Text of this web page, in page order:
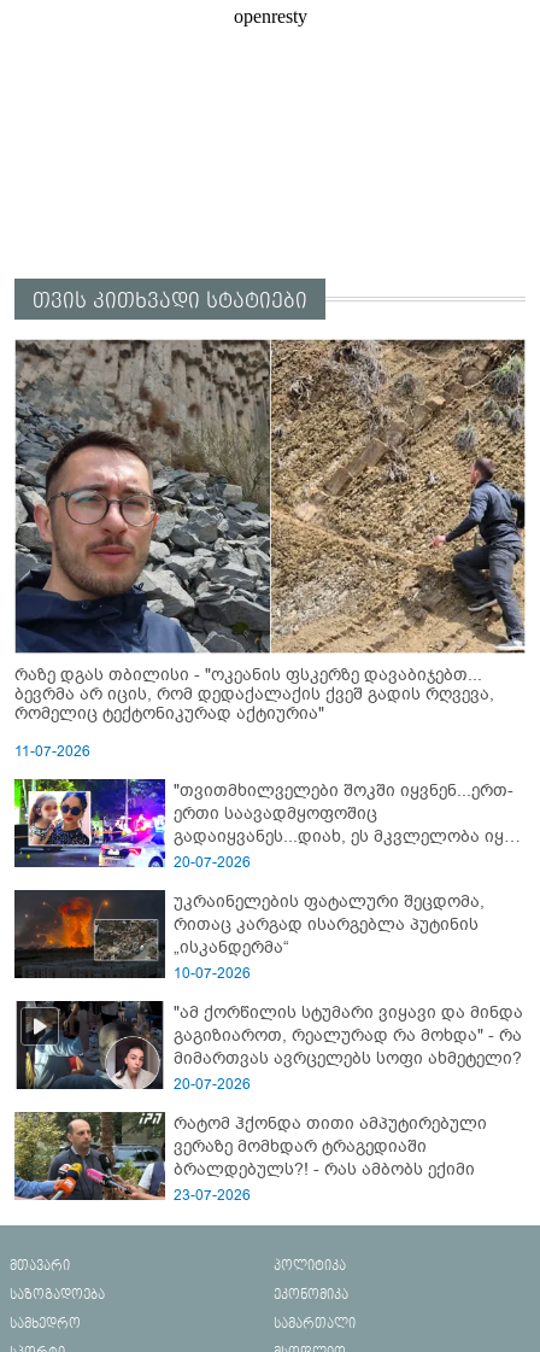
თვის კითხვადი სტატიები
რაზე დგას თბილისი - "ოკეანის ფსკერზე დავაბიჯებთ...
ბევრმა არ იცის, რომ დედაქალაქის ქვეშ გადის რღვევა,
რომელიც ტექტონიკურად აქტიურია"
11-07-2026
"თვითმხილველები შოკში იყვნენ...ერთ-
ერთი საავადმყოფოშიც
გადაიყვანეს...დიახ, ეს მკვლელობა იყო"
- გორში დატრიალებული ტრაგედიის
20-07-2026
უკრაინელების ფატალური შეცდომა,
რითაც კარგად ისარგებლა პუტინის
„ისკანდერმა“
10-07-2026
"ამ ქორწილის სტუმარი ვიყავი და მინდა
გაგიზიაროთ, რეალურად რა მოხდა" - რა
მიმართვას ავრცელებს სოფი ახმეტელი?
20-07-2026
რატომ ჰქონდა თითი ამპუტირებული
ვერაზე მომხდარ ტრაგედიაში
ბრალდებულს?! - რას ამბობს ექიმი
23-07-2026
მთავარი
პოლიტიკა
საზოგადოება
ეკონომიკა
სამხედრო
სამართალი